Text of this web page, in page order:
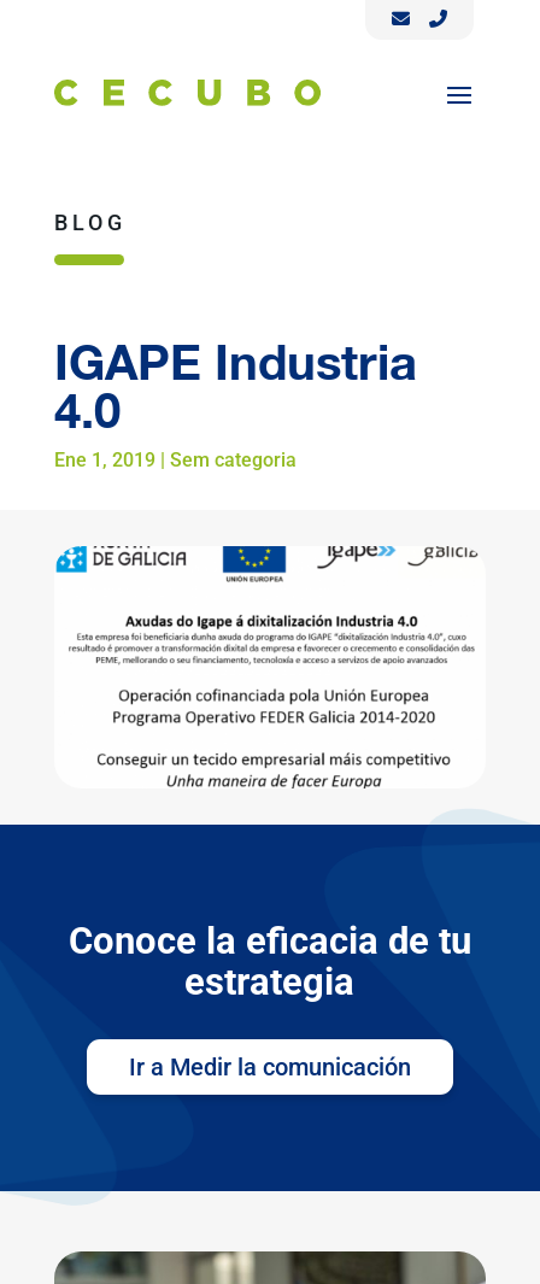
BLOG
IGAPE Industria
4.0
Ene 1, 2019| Sem categoria
Conoce la eficacia de tu
estrategia
Ir a Medir la comunicación